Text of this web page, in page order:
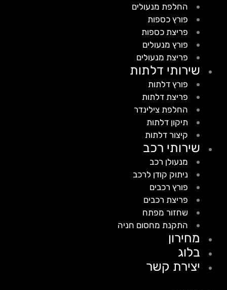
החלפת מנעולים
פורץ כספות
פריצת כספות
פורץ מנעולים
פריצת מנעולים
שירותי דלתות
פורץ דלתות
פריצת דלתות
החלפת צילינדר
תיקון דלתות
קיצור דלתות
שירותי רכב
מנעולן רכב
ניתוק קודן לרכב
פורץ רכבים
פריצת רכבים
שחזור מפתח
התקנת מחסום חניה
מחירון
בלוג
יצירת קשר